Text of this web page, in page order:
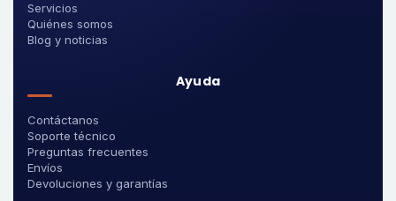
Servicios
Quiénes somos
Blog y noticias
Ayuda
Contáctanos
Soporte técnico
Preguntas frecuentes
Envíos
Devoluciones y garantías